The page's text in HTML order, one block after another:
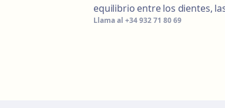
equilibrio entre los dientes,
Llama al +34 932 71 80 69